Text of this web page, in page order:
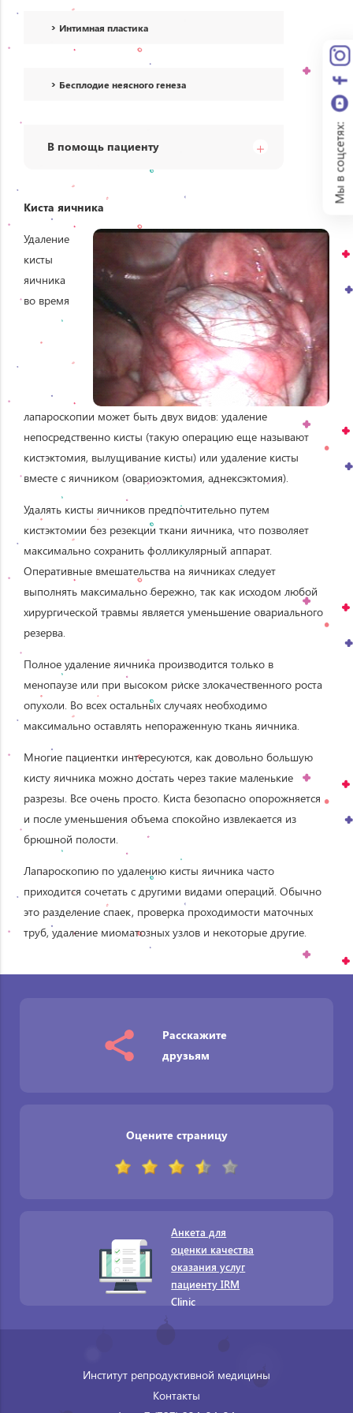
Интимная пластика
Бесплодие неясного генеза
В помощь пациенту
Киста яичника
Удаление
кисты
яичника
во время
лапароскопии может быть двух видов: удаление
непосредственно кисты (такую операцию еще называют
кистэктомия, вылущивание кисты) или удаление кисты
вместе с яичником (овариоэктомия, аднексэктомия).
Удалять кисты яичников предпочтительно путем
кистэктомии без резекции ткани яичника, что позволяет
максимально сохранить фолликулярный аппарат.
Оперативные вмешательства на яичниках следует
выполнять максимально бережно, так как исходом любой
хирургической травмы является уменьшение овариального
резерва.
Полное удаление яичника производится только в
менопаузе или при высоком риске злокачественного роста
опухоли. Во всех остальных случаях необходимо
максимально оставлять непораженную ткань яичника.
Многие пациентки интересуются, как довольно большую
кисту яичника можно достать через такие маленькие
разрезы. Все очень просто. Киста безопасно опорожняется
и после уменьшения объема спокойно извлекается из
брюшной полости.
Лапароскопию по удалению кисты яичника часто
приходится сочетать с другими видами операций. Обычно
это разделение спаек, проверка проходимости маточных
труб, удаление миоматозных узлов и некоторые другие.
Расскажите
друзьям
Оцените страницу
Анкета для
оценки качества
оказания услуг
пациенту IRM
Clinic
Институт репродуктивной медицины
Контакты
Мы в соцсетях: